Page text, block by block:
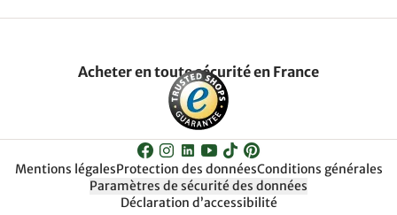
Acheter en toute sécurité en France
Mentions légalesProtection des donnéesConditions générales
Paramètres de sécurité des données
Déclaration d’accessibilité